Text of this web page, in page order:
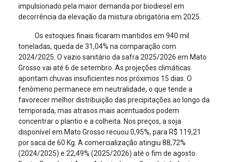
impulsionado pela maior demanda por biodiesel em
decorrência da elevação da mistura obrigatória em 2025.
Os estoques finais ficaram mantidos em 940 mil
toneladas, queda de 31,04% na comparação com
2024/2025. O vazio sanitário da safra 2025/2026 em Mato
Grosso vai até 6 de setembro. As projeções climáticas
apontam chuvas insuficientes nos próximos 15 dias. O
fenômeno permanece em neutralidade, o que tende a
favorecer melhor distribuição das precipitações ao longo da
temporada, mas atrasos mais acentuados podem
concentrar o plantio e a colheita. Nos preços, a soja
disponível em Mato Grosso recuou 0,95%, para R$ 119,21
por saca de 60 Kg. A comercialização atingiu 88,72%
(2024/2025) e 22,49% (2025/2026) até o fim de agosto.